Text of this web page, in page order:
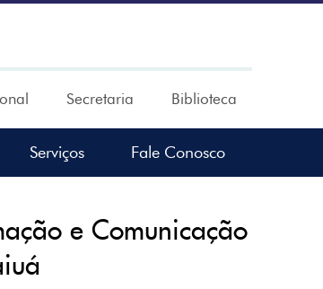
Secretaria Biblioteca
Serviços Fale Conosco
e Comunicação